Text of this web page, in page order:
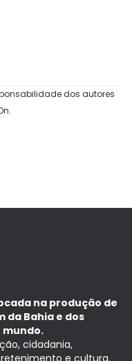
dos autores
na produção de
da Bahia e dos
mundo.
cidadania,
e cultura.